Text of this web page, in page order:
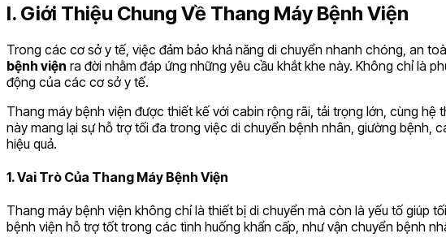
I. Giới Thiệu Chung Về Thang Máy Bệnh Viện
Trong các cơ sở y tế, việc đảm bảo khả năng di chuyển nhanh chóng, an
bệnh viện ra đời nhằm đáp ứng những yêu cầu khắt khe này. Không chỉ là
động của các cơ sở y tế.
Thang máy bệnh viện được thiết kế với cabin rộng rãi, tải trọng lớn, cùng
này mang lại sự hỗ trợ tối đa trong việc di chuyển bệnh nhân, giường
hiệu quả.
1. Vai Trò Của Thang Máy Bệnh Viện
Thang máy bệnh viện không chỉ là thiết bị di chuyển mà còn là yếu tố giúp
bệnh viện hỗ trợ tốt trong các tình huống khẩn cấp, như vận chuyển bệnh